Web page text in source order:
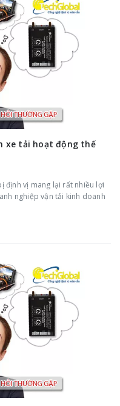
xe tải hoạt động thế
định vị mang lại rất nhiều lợi
nghiệp vận tải kinh doanh